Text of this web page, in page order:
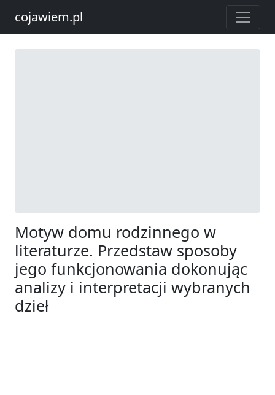
cojawiem.pl
Motyw domu rodzinnego w
literaturze. Przedstaw sposoby
jego funkcjonowania dokonując
analizy i interpretacji wybranych
dzieł